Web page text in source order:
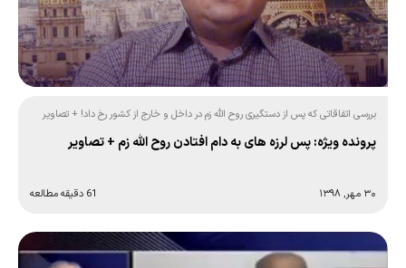
بررسی اتفاقاتی که پس از دستگیری روح الله زم در داخل و خارج از کشور رخ داد! + تصاویر
پرونده ویژه: پس لرزه های به دام افتادن روح الله زم + تصاویر
۳۰ مهر, ۱۳۹۸ 61 دقیقه مطالعه